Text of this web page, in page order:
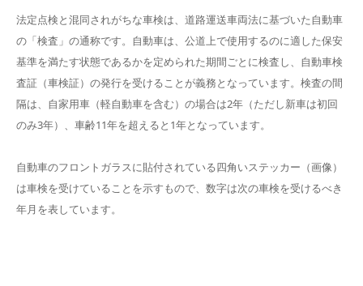
法定点検と混同されがちな車検は、道路運送車両法に基づいた自動車
の「検査」の通称です。自動車は、公道上で使用するのに適した保安
基準を満たす状態であるかを定められた期間ごとに検査し、自動車検
査証（車検証）の発行を受けることが義務となっています。検査の間
隔は、自家用車（軽自動車を含む）の場合は2年（ただし新車は初回
のみ3年）、車齢11年を超えると1年となっています。
自動車のフロントガラスに貼付されている四角いステッカー（画像）
は車検を受けていることを示すもので、数字は次の車検を受けるべき
年月を表しています。